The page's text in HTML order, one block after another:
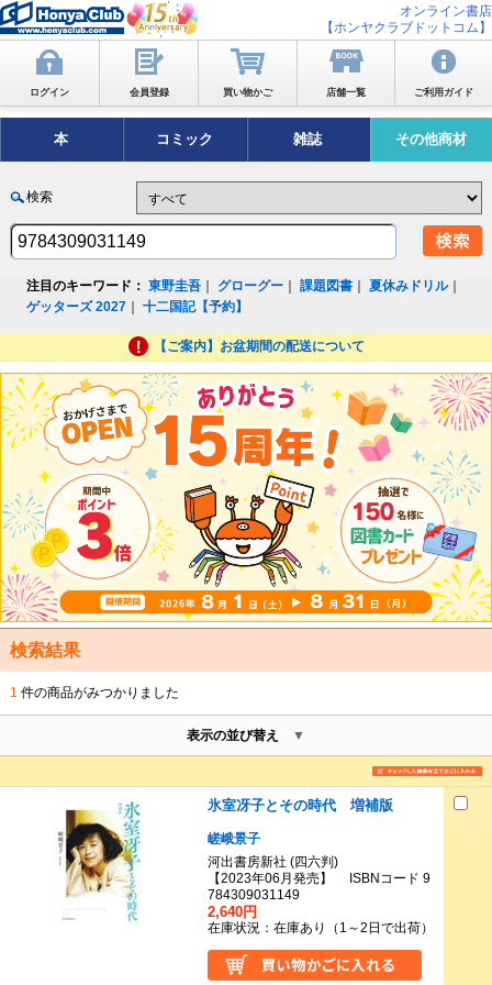
オンライン書店
【ホンヤクラブドットコム】
ログイン 会員登録 買い物かご 店舗一覧 ご利用ガイド
本 コミック 雑誌 その他商材
検索
注目のキーワード： 東野圭吾 グローグー ｜課題図書 ｜夏休みドリル｜
ゲッターズ 2027 ｜十二国記【予約】
【ご案内】お盆期間の配送について
検索結果
1 件の商品がみつかりました
表示の並び替え
氷室冴子とその時代 増補版
嵯峨景子
河出書房新社 (四六判)
【2023年06月発売】 ISBNコード 9
784309031149
2,640円
在庫状況：在庫あり（1～2日で出荷）